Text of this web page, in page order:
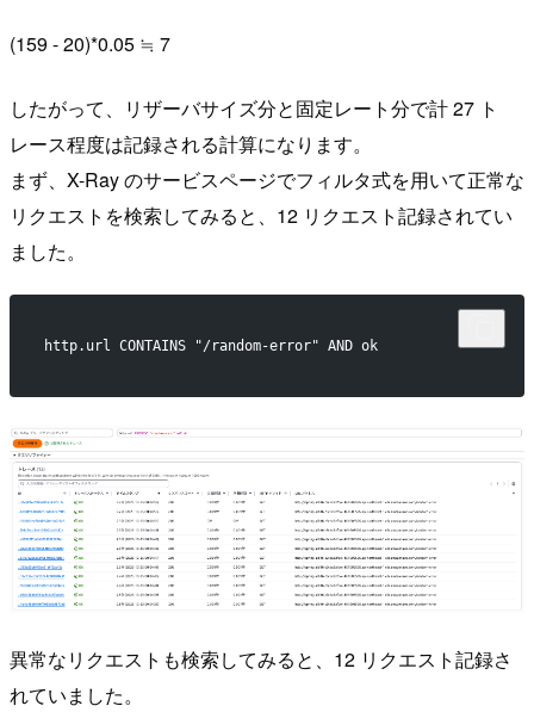
(159 - 20)*0.05 ≒ 7
したがって、リザーバサイズ分と固定レート分で計 27 ト
レース程度は記録される計算になります。
まず、X-Ray のサービスページでフィルタ式を用いて正常な
リクエストを検索してみると、12 リクエスト記録されてい
ました。
http.url CONTAINS "/random-error" AND ok
異常なリクエストも検索してみると、12 リクエスト記録さ
れていました。